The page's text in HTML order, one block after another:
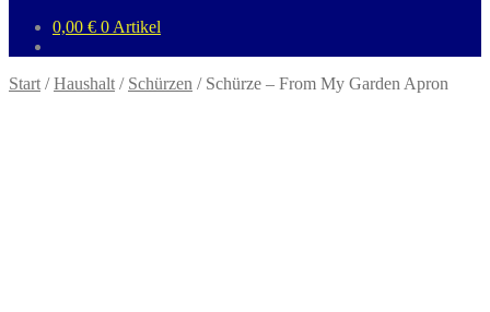
0,00 € 0 Artikel
Start /Haushalt / Schürzen / Schürze – From My Garden Apron